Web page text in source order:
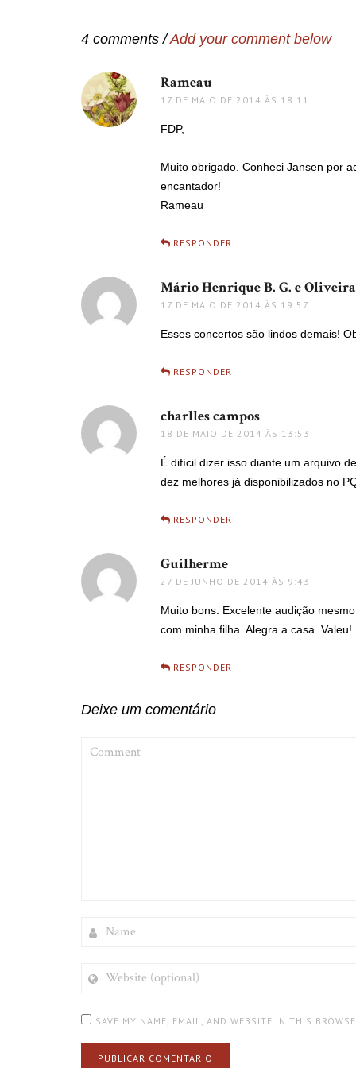
4 comments /Add your comment below
Rameau
17 DE MAIO DE 2014 ÀS 18:11
FDP,
Muito obrigado. Conheci Jansen por
encantador!
Rameau
RESPONDER
Mário Henrique B. G. e Oliveira
17 DE MAIO DE 2014 ÀS 19:57
Esses concertos são lindos demais!
RESPONDER
charlles campos
18 DE MAIO DE 2014 ÀS 13:53
É difícil dizer isso diante um arquivo
dez melhores já disponibilizados no
RESPONDER
Guilherme
27 DE JUNHO DE 2014 ÀS 9:43
Muito bons. Excelente audição
com minha filha. Alegra a casa. Valeu!
RESPONDER
Deixe um comentário
(OPTIONAL)
SAVE MY NAME, EMAIL, AND WEBSITE IN THIS